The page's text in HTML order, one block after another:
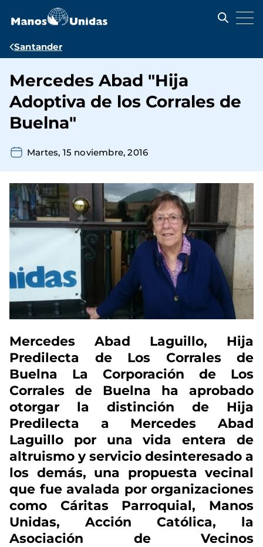
contenido
Ruta
navegación
Santander
Mercedes Abad "Hija
Adoptiva de los Corrales de
Buelna"
Martes, 15 noviembre, 2016
Mercedes Abad Laguillo, Hija
Predilecta de Los Corrales de
Buelna La Corporación de Los
Corrales de Buelna ha aprobado
otorgar la distinción de Hija
Predilecta a Mercedes Abad
Laguillo por una vida entera de
altruismo y servicio desinteresado a
los demás, una propuesta vecinal
que fue avalada por organizaciones
como Cáritas Parroquial, Manos
Unidas, Acción Católica, la
Asociación de Vecinos